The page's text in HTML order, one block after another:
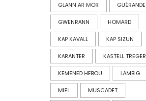
GLANN AR MOR GUÉRANDE
GWENRANN HOMARD
KAP KAVALL KAP SIZUN
KARANTER KASTELL TREGER
KEMENED HEBOU LAMBIG
MIEL MUSCADET